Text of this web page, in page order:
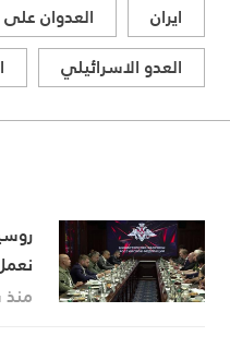
ايران
العدوان
العدو الاسرائيلي